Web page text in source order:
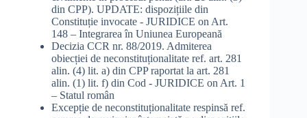
din CPP). UPDATE: dispozițiile din
Constituție invocate - JURIDICE on Art.
148 – Integrarea în Uniunea Europeană
Decizia CCR nr. 88/2019. Admiterea
obiecției de neconstituționalitate ref. art. 281
alin. (4) lit. a) din CPP raportat la art. 281
alin. (1) lit. f) din Cod - JURIDICE on Art. 1
– Statul român
Excepție de neconstituționalitate respinsă ref.